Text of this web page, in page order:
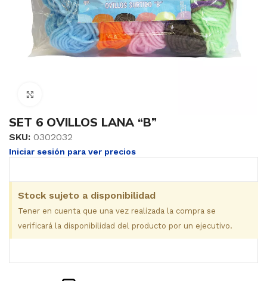
SET 6 OVILLOS LANA “B”
SKU: 0302032
Iniciar sesión para ver precios
Stock sujeto a disponibilidad
Tener en cuenta que una vez realizada la compra se
verificará la disponibilidad del producto por un ejecutivo.